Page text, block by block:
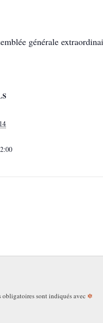
générale
obligatoires sont indiqués avec *